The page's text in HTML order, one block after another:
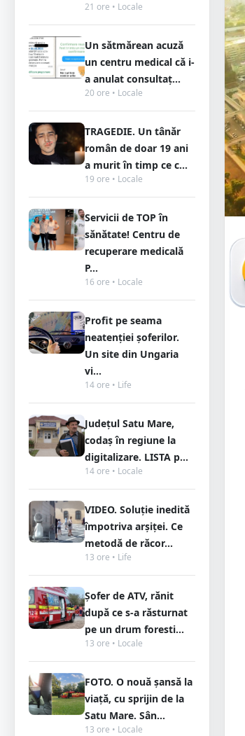
21 ore • Locale
Un sătmărean acuză
un centru medical că i-
a anulat consultaț...
20 ore • Locale
TRAGEDIE. Un tânăr
român de doar 19 ani
a murit în timp ce c...
19 ore • Locale
Servicii de TOP în
sănătate! Centru de
recuperare medicală
P...
16 ore • Locale
Profit pe seama
neatenției șoferilor.
Un site din Ungaria
vi...
14 ore • Life
Județul Satu Mare,
codaș în regiune la
digitalizare. LISTA p...
14 ore • Locale
VIDEO. Soluție inedită
împotriva arșiței. Ce
metodă de răcor...
13 ore • Life
Șofer de ATV, rănit
după ce s-a răsturnat
pe un drum foresti...
13 ore • Locale
FOTO. O nouă șansă la
viață, cu sprijin de la
Satu Mare. Sân...
13 ore • Locale